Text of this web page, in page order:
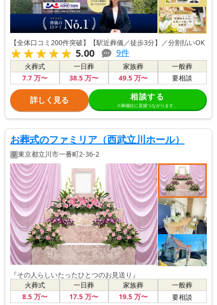
【全体口コミ200件突破】【駅近葬儀／徒歩3分】／分割払いOK
★★★★★
★★★★★ 5.00 9件
火葬式
7.7万〜
一日葬
38.5 万〜
家族葬
49.5万〜
一般葬
要相談
詳しく見る 相談する
※葬儀社に直接つながります。
お葬式のファミリア（西武立川ホール）
東京都立川市一番町2-36-2
『その人らしいたったひとつのお見送り』
火葬式
8.5万〜
一日葬
17.5 万〜
家族葬
19.5万〜
一般葬
要相談